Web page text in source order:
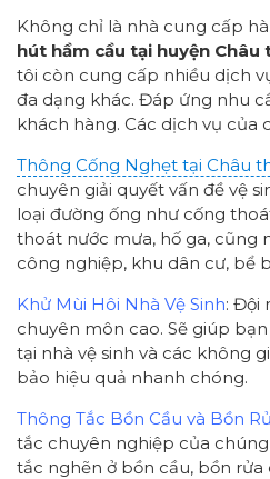
Không chỉ là nhà cung cấp
hút hầm cầu tại huyện Châu
tôi còn cung cấp nhiều dịch
đa dạng khác. Đáp ứng nhu
khách hàng. Các dịch vụ của
Thông Cống Nghẹt tại Châu
chuyên giải quyết vấn đề vệ
loại đường ống như cống
thoát nước mưa, hố ga, cũng
công nghiệp, khu dân cư, bể
Khử Mùi Hôi Nhà Vệ Sinh: Đội
chuyên môn cao. Sẽ giúp
tại nhà vệ sinh và các không
bảo hiệu quả nhanh chóng.
Thông Tắc Bồn Cầu và Bồn
tắc chuyên nghiệp của
tắc nghẽn ở bồn cầu, bồn rửa